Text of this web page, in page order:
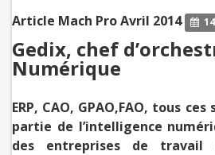
Article Mach Pro Avril 2014
Gedix, chef
Numérique
ERP, CAO, GPAO,FAO, tous
partie de l’intelligence
des entreprises de travail